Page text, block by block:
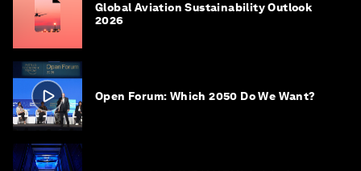
Global Aviation Sustainability Outlook
2026
Open Forum: Which 2050 Do We Want?